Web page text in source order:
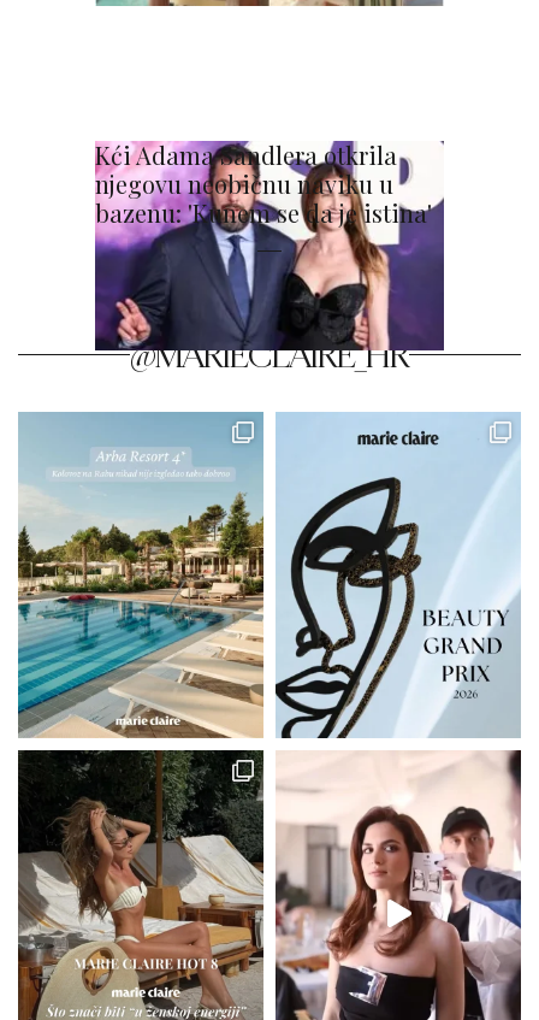
Kći Adama Sandlera otkrila
njegovu neobičnu naviku u
bazenu: 'Kunem se da je istina'
@MARIECLAIRE_HR